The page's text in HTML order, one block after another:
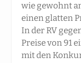
wie gewohnt
einen glatten
In der RV
Preise von 91
mit den